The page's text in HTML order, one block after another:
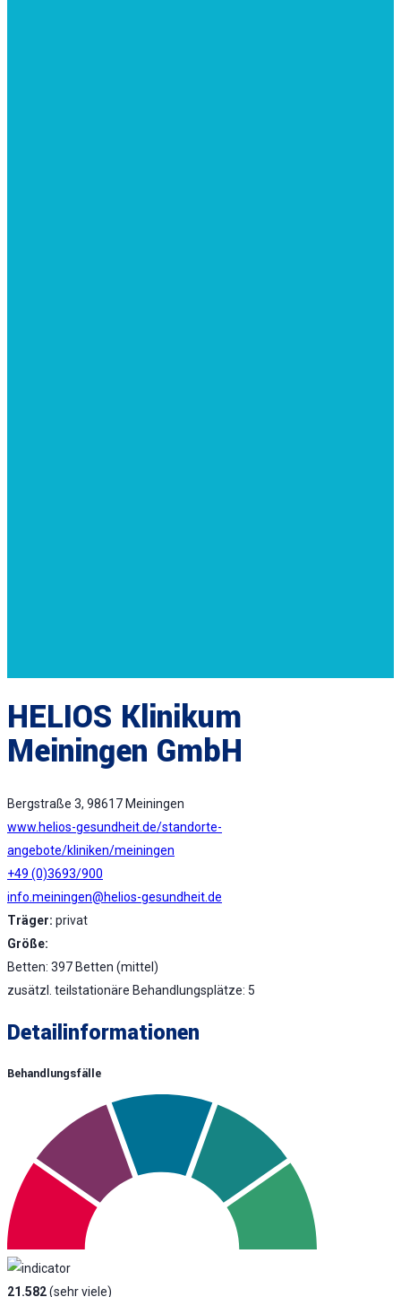
HELIOS Klinikum
Meiningen GmbH
Bergstraße 3, 98617 Meiningen
www.helios-gesundheit.de/standorte-
angebote/kliniken/meiningen
+49 (0)3693/900
info.meiningen@helios-gesundheit.de
Träger: privat
Größe:
Betten: 397 Betten (mittel)
zusätzl. teilstationäre Behandlungsplätze: 5
Detailinformationen
Behandlungsfälle
21.582(sehr viele)